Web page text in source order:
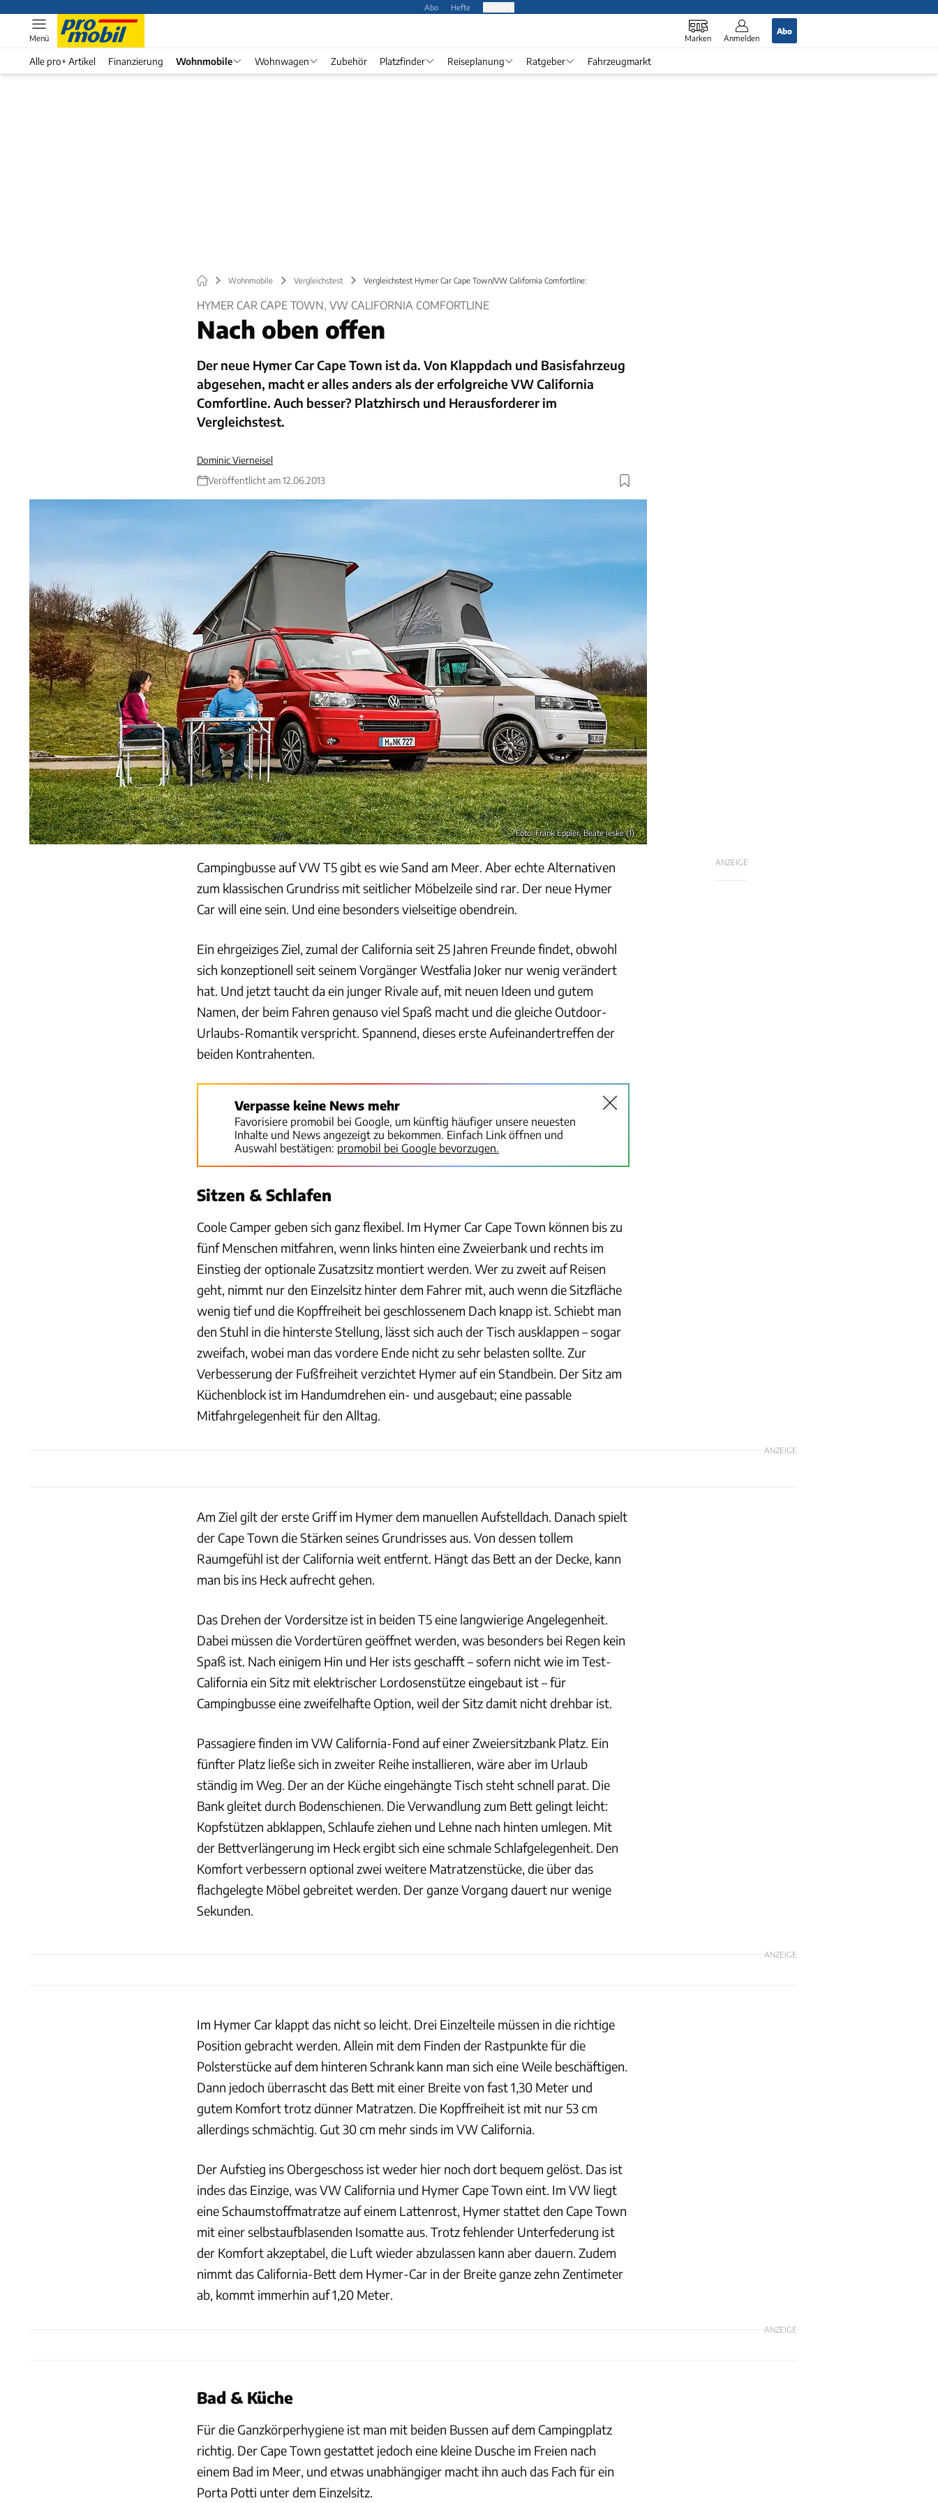
Abo Hefte
Marken Anmelden
Abo
Menü
Alle pro+ Artikel Finanzierung Wohnmobile Wohnwagen Zubehör Platzfinder Reiseplanung Ratgeber Fahrzeugmarkt
Wohnmobile Vergleichstest Vergleichstest Hymer Car Cape Town/VW California Comfortline:
HYMER CAR CAPE TOWN, VW CALIFORNIA COMFORTLINE
Nach oben offen
Der neue Hymer Car Cape Town ist da. Von Klappdach und Basisfahrzeug
abgesehen, macht er alles anders als der erfolgreiche VW California
Comfortline. Auch besser? Platzhirsch und Herausforderer im
Vergleichstest.
Dominic Vierneisel
Veröffentlicht am 12.06.2013
Foto: Frank Eppler, Beate Jeske (1)
ANZEIGE
Campingbusse auf VW T5 gibt es wie Sand am Meer. Aber echte Alternativen
zum klassischen Grundriss mit seitlicher Möbelzeile sind rar. Der neue Hymer
Car will eine sein. Und eine besonders vielseitige obendrein.
Ein ehrgeiziges Ziel, zumal der California seit 25 Jahren Freunde findet, obwohl
sich konzeptionell seit seinem Vorgänger Westfalia Joker nur wenig verändert
hat. Und jetzt taucht da ein junger Rivale auf, mit neuen Ideen und gutem
Namen, der beim Fahren genauso viel Spaß macht und die gleiche Outdoor-
Urlaubs-Romantik verspricht. Spannend, dieses erste Aufeinandertreffen der
beiden Kontrahenten.
Verpasse keine News mehr
Favorisiere promobil bei Google, um künftig häufiger unsere neuesten
Inhalte und News angezeigt zu bekommen. Einfach Link öffnen und
Auswahl bestätigen: promobil bei Google bevorzugen.
Sitzen & Schlafen
Coole Camper geben sich ganz flexibel. Im Hymer Car Cape Town können bis zu
fünf Menschen mitfahren, wenn links hinten eine Zweierbank und rechts im
Einstieg der optionale Zusatzsitz montiert werden. Wer zu zweit auf Reisen
geht, nimmt nur den Einzelsitz hinter dem Fahrer mit, auch wenn die Sitzfläche
wenig tief und die Kopffreiheit bei geschlossenem Dach knapp ist. Schiebt man
den Stuhl in die hinterste Stellung, lässt sich auch der Tisch ausklappen – sogar
zweifach, wobei man das vordere Ende nicht zu sehr belasten sollte. Zur
Verbesserung der Fußfreiheit verzichtet Hymer auf ein Standbein. Der Sitz am
Küchenblock ist im Handumdrehen ein- und ausgebaut; eine passable
Mitfahrgelegenheit für den Alltag.
ANZEIGE
Am Ziel gilt der erste Griff im Hymer dem manuellen Aufstelldach. Danach spielt
der Cape Town die Stärken seines Grundrisses aus. Von dessen tollem
Raumgefühl ist der California weit entfernt. Hängt das Bett an der Decke, kann
man bis ins Heck aufrecht gehen.
Das Drehen der Vordersitze ist in beiden T5 eine langwierige Angelegenheit.
Dabei müssen die Vordertüren geöffnet werden, was besonders bei Regen kein
Spaß ist. Nach einigem Hin und Her ists geschafft – sofern nicht wie im Test-
California ein Sitz mit elektrischer Lordosenstütze eingebaut ist – für
Campingbusse eine zweifelhafte Option, weil der Sitz damit nicht drehbar ist.
Passagiere finden im VW California-Fond auf einer Zweiersitzbank Platz. Ein
fünfter Platz ließe sich in zweiter Reihe installieren, wäre aber im Urlaub
ständig im Weg. Der an der Küche eingehängte Tisch steht schnell parat. Die
Bank gleitet durch Bodenschienen. Die Verwandlung zum Bett gelingt leicht:
Kopfstützen abklappen, Schlaufe ziehen und Lehne nach hinten umlegen. Mit
der Bettverlängerung im Heck ergibt sich eine schmale Schlafgelegenheit. Den
Komfort verbessern optional zwei weitere Matratzenstücke, die über das
flachgelegte Möbel gebreitet werden. Der ganze Vorgang dauert nur wenige
Sekunden.
ANZEIGE
Im Hymer Car klappt das nicht so leicht. Drei Einzelteile müssen in die richtige
Position gebracht werden. Allein mit dem Finden der Rastpunkte für die
Polsterstücke auf dem hinteren Schrank kann man sich eine Weile beschäftigen.
Dann jedoch überrascht das Bett mit einer Breite von fast 1,30 Meter und
gutem Komfort trotz dünner Matratzen. Die Kopffreiheit ist mit nur 53 cm
allerdings schmächtig. Gut 30 cm mehr sinds im VW California.
Der Aufstieg ins Obergeschoss ist weder hier noch dort bequem gelöst. Das ist
indes das Einzige, was VW California und Hymer Cape Town eint. Im VW liegt
eine Schaumstoffmatratze auf einem Lattenrost, Hymer stattet den Cape Town
mit einer selbstaufblasenden Isomatte aus. Trotz fehlender Unterfederung ist
der Komfort akzeptabel, die Luft wieder abzulassen kann aber dauern. Zudem
nimmt das California-Bett dem Hymer-Car in der Breite ganze zehn Zentimeter
ab, kommt immerhin auf 1,20 Meter.
ANZEIGE
Bad & Küche
Für die Ganzkörperhygiene ist man mit beiden Bussen auf dem Campingplatz
richtig. Der Cape Town gestattet jedoch eine kleine Dusche im Freien nach
einem Bad im Meer, und etwas unabhängiger macht ihn auch das Fach für ein
Porta Potti unter dem Einzelsitz.